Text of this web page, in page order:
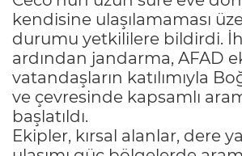
kendisine ulaşılamaması
durumu yetkililere bildirdi.
ardından jandarma, AFAD
vatandaşların katılımıyla
ve çevresinde kapsamlı
başlatıldı.
Ekipler, kırsal alanlar, dere